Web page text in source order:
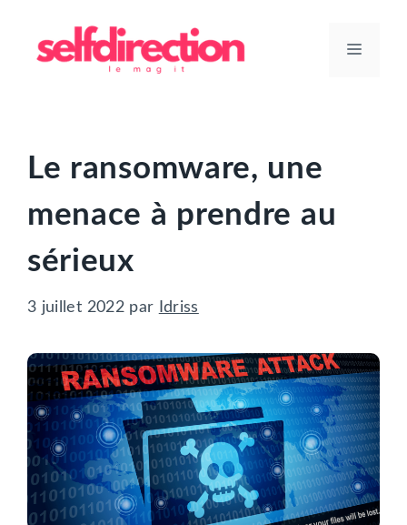
contenu
Menu
Le ransomware, une
menace à prendre au
sérieux
3 juillet 2022 par Idriss